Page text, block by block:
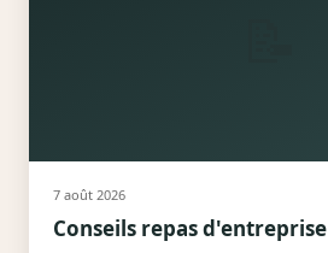
7 août 2026
Conseils repas d'entreprise